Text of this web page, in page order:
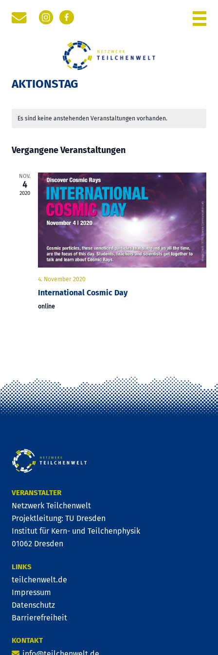
WOCHE DER TEILCHENWELT
PHYSIK DER KLEINSTEN TEILCHEN
NETZWERK TEILCHENWELT
Instagram
Facebook
AKTIONSTAG
Es sind keine anstehenden Veranstaltungen vorhanden.
Vergangene Veranstaltungen
NOV.
4
2020
4. November 2020
International Cosmic Day
online
VERANSTALTER
Netzwerk Teilchenwelt
Projektleitung: TU Dresden
Institut für Kern- und Teilchenphysik
01062 Dresden
LINKS
teilchenwelt.de
Impressum
Datenschutz
Barrierefreiheit
KONTAKT